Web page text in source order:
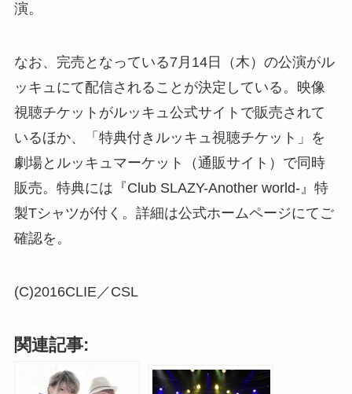
演。
なお、完売となっている7月14日（木）の公演がル
ッキュにて配信されることが決定している。映像
視聴チケットがルッキュ公式サイトで販売されて
いるほか、「特典付きルッキュ視聴チケット」を
劇場とルッキュマーケット（通販サイト）で同時
販売。特典には『Club SLAZY-Another world-』特
製Tシャツが付く。詳細は公式ホームページにてご
確認を。
(C)2016CLIE／CSL
関連記事: